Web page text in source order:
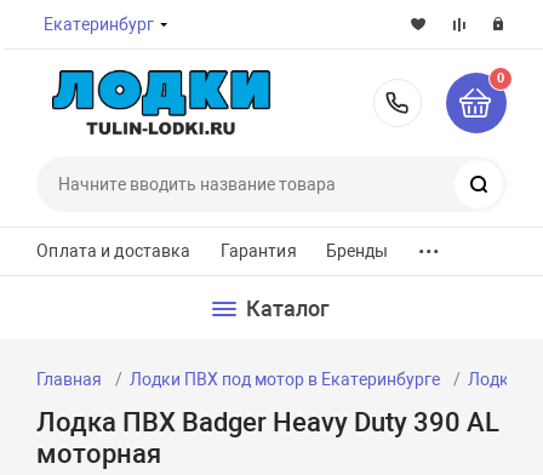
Екатеринбург
8-800-
0
Оплата и доставка Гарантия Бренды ...
Каталог
Главная Лодки ПВХ под мотор в Екатеринбурге Лодки
Лодка ПВХ Badger Heavy Duty 390 AL
моторная